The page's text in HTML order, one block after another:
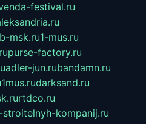
festival.ru
msk.ru1-mus.ru
purse-factory.ru
adler-jun.rubandamn.ru
1mus.rudarksand.ru
rtdco.ru
kompanij.ru